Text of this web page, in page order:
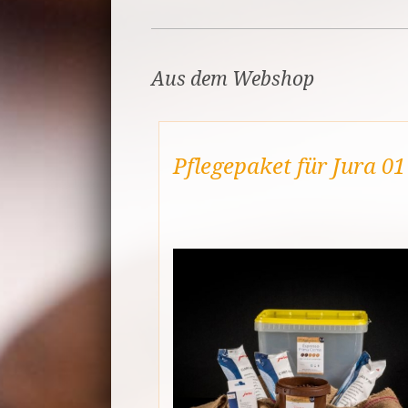
Aus dem Webshop
Pflegepaket für Jura 01